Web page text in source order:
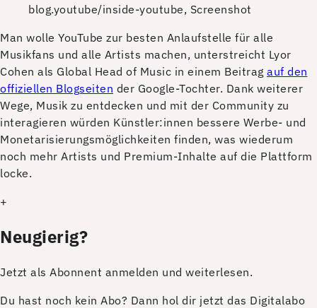
blog.youtube/inside-youtube, Screenshot
Man wolle YouTube zur besten Anlaufstelle für alle
Musikfans und alle Artists machen, unterstreicht Lyor
Cohen als Global Head of Music in einem Beitrag auf den
offiziellen Blogseiten der Google-Tochter. Dank weiterer
Wege, Musik zu entdecken und mit der Community zu
interagieren würden Künstler:innen bessere Werbe- und
Monetarisierungsmöglichkeiten finden, was wiederum
noch mehr Artists und Premium-Inhalte auf die Plattform
locke.
+
Neugierig?
Jetzt als Abonnent anmelden und weiterlesen.
Du hast noch kein Abo? Dann hol dir jetzt das Digitalabo